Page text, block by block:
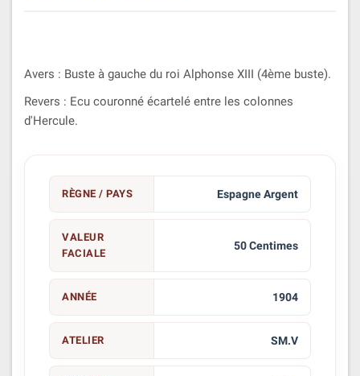
Avers : Buste à gauche du roi Alphonse XIII (4ème buste).
Revers : Ecu couronné écartelé entre les colonnes
d'Hercule.
RÈGNE / PAYS Espagne Argent
VALEUR
FACIALE
50 Centimes
ANNÉE 1904
ATELIER SM.V